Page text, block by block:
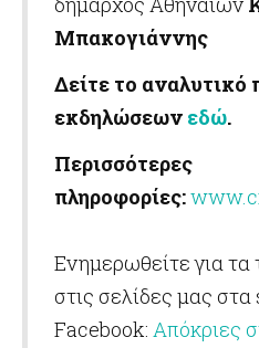
Μπακογιάννης
Δείτε το
εκδηλώσεων εδώ.
Περισσότερες
πληροφορίες:
Ενημερωθείτε για τα
στις σελίδες μας
Facebook: Απόκριες